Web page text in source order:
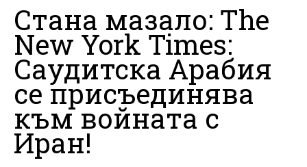
Стана мазало: The
New York Times:
Саудитска Арабия
се присъединява
към войната с
Иран!